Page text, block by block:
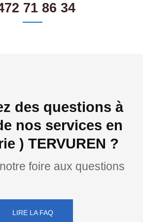
71 86 34
des questions à
nos services en
) TERVUREN ?
foire aux questions
LIRE LA FAQ